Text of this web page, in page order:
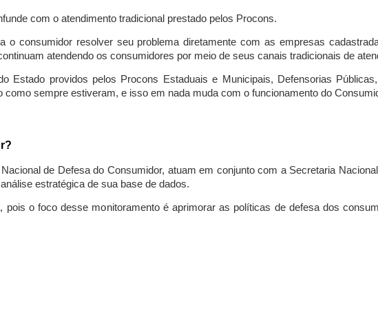
com o atendimento tradicional prestado pelos Procons.
o consumidor resolver seu problema diretamente com as empresas
atendendo os consumidores por meio de seus canais tradicionais de
Estado providos pelos Procons Estaduais e Municipais, Defensorias
sempre estiveram, e isso em nada muda com o funcionamento do
de Defesa do Consumidor, atuam em conjunto com a Secretaria
estratégica de sua base de dados.
o foco desse monitoramento é aprimorar as políticas de defesa dos